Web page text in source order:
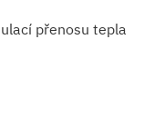
přenosu tepla